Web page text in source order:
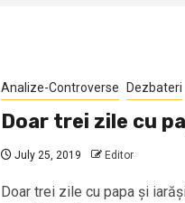
Analize-Controverse Dezbateri
Doar trei zile cu
July 25, 2019 Editor
Doar trei zile cu papa și